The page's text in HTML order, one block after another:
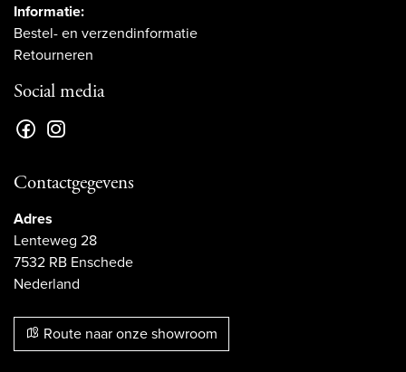
Informatie:
Bestel- en verzendinformatie
Retourneren
Social media
Contactgegevens
Adres
Lenteweg 28
7532 RB Enschede
Nederland
Route naar onze showroom